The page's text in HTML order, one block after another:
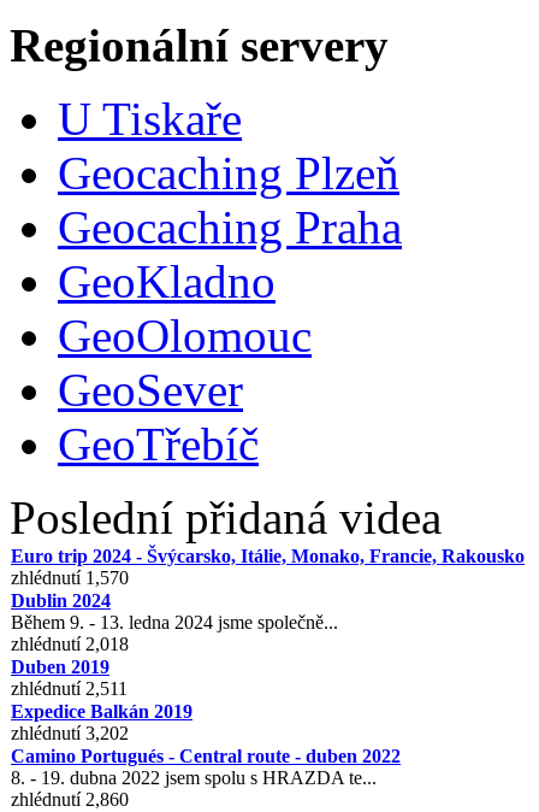
Regionální servery
U Tiskaře
Geocaching Plzeň
Geocaching Praha
GeoKladno
GeoOlomouc
GeoSever
GeoTřebíč
Poslední přidaná videa
Euro trip 2024 - Švýcarsko, Itálie, Monako, Francie, Rakousko
zhlédnutí 1,570
Dublin 2024
Během 9. - 13. ledna 2024 jsme společně...
zhlédnutí 2,018
Duben 2019
zhlédnutí 2,511
Expedice Balkán 2019
zhlédnutí 3,202
Camino Portugués - Central route - duben 2022
8. - 19. dubna 2022 jsem spolu s HRAZDA te...
zhlédnutí 2,860